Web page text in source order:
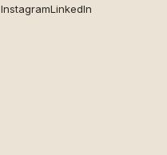
InstagramLinkedIn